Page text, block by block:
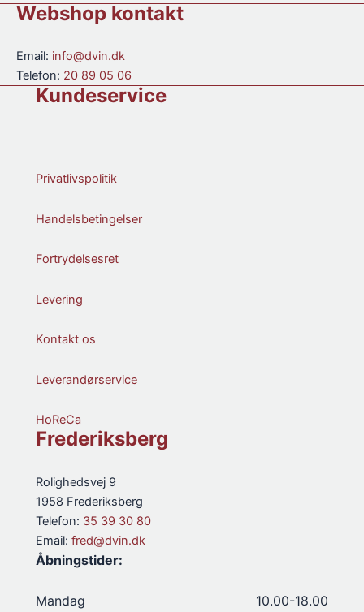
Webshop kontakt
Email: info@dvin.dk
Telefon: 20 89 05 06
Kundeservice
Privatlivspolitik
Handelsbetingelser
Fortrydelsesret
Levering
Kontakt os
Leverandørservice
HoReCa
Frederiksberg
Rolighedsvej 9
1958 Frederiksberg
Telefon: 35 39 30 80
Email: fred@dvin.dk
Åbningstider:
Mandag
10.00-18.00